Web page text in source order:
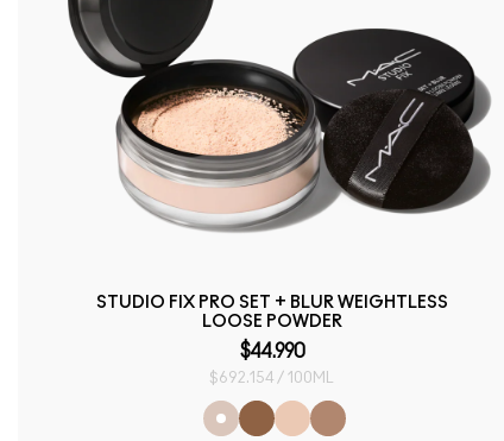
STUDIO FIX PRO SET + BLUR WEIGHTLESS
LOOSE POWDER
$44.990
$692.154 / 100ML